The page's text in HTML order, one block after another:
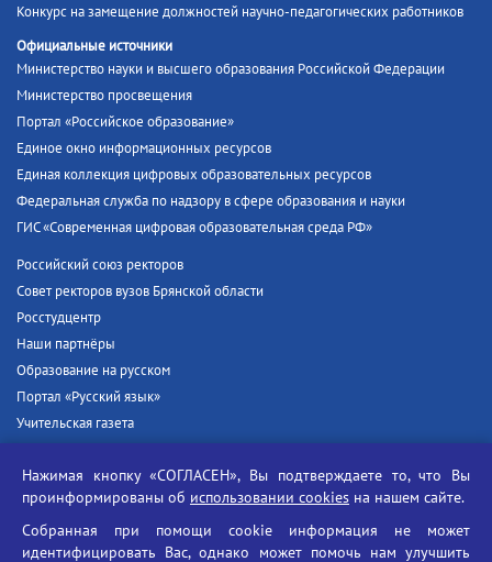
Конкурс на замещение должностей научно-педагогических работников
Официальные источники
Министерство науки и высшего образования Российской Федерации
Министерство просвещения
Портал «Российское образование»
Единое окно информационных ресурсов
Единая коллекция цифровых образовательных ресурсов
Федеральная служба по надзору в сфере образования и науки
ГИС «Современная цифровая образовательная среда РФ»
Российский союз ректоров
Совет ректоров вузов Брянской области
Росстудцентр
Наши партнёры
Образование на русском
Портал «Русский язык»
Учительская газета
Единый портал государственных услуг
Противодействие угрозам информационной безопасности
Нажимая кнопку «СОГЛАСЕН», Вы подтверждаете то, что Вы
проинформированы об использовании cookies на нашем сайте.
Собранная при помощи cookie информация не может
идентифицировать Вас, однако может помочь нам улучшить